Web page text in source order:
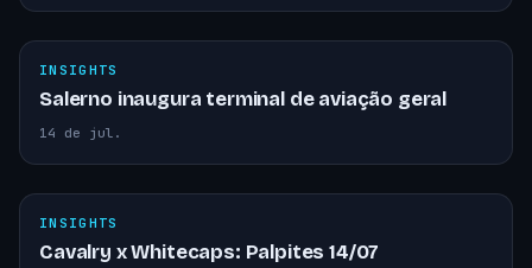
INSIGHTS
Salerno inaugura terminal de aviação geral
14 de jul.
INSIGHTS
Cavalry x Whitecaps: Palpites 14/07